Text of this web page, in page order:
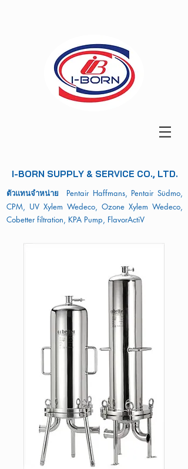
I-BORN SUPPLY & SERVICE CO., LTD.
ตัวแทนจำหน่าย Pentair Haffmans, Pentair Südmo,
CPM, UV Xylem Wedeco, Ozone Xylem Wedeco,
Cobetter filtration, KPA Pump, FlavorActiV